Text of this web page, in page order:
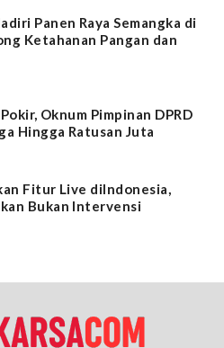
Panen Raya Semangka di
Ketahanan Pangan dan
Oknum Pimpinan DPRD
Hingga Ratusan Juta
Fitur Live diIndonesia,
Bukan Intervensi